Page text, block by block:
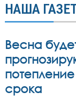
НАША
Весна
срока